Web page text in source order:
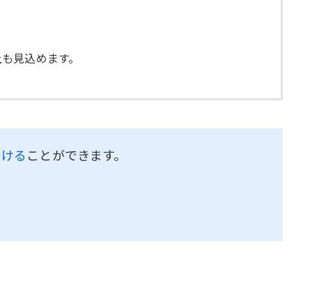
見込めます。
る ことができます。